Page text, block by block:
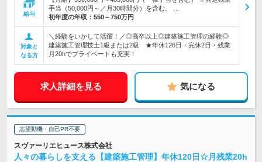
給与
手当（50,000円～／月30時間分）を含む。 …
初年度の年収： 550～750万円
対象と
なる方
＼経験をいかして活躍！／◎高卒以上◎建築施工管理の経験◎
建築施工管理技士1級または2級 ★年休126日・完休2日・残業
月20hでプライベートも充実！
求人詳細を見る 気になる
志望動機・自己PR不要
スヴァーリエヒュース株式会社
人々の暮らしを支える【建築施工管理】年休120日☆月残業20h